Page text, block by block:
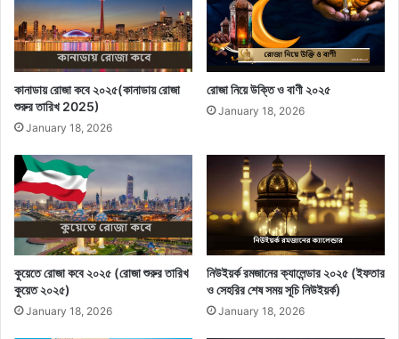
কানাডায় রোজা কবে ২০২৫(কানাডায় রোজা
শুরুর তারিখ 2025)
January 18, 2026
রোজা নিয়ে উক্তি ও বাণী ২০২৫
January 18, 2026
কুয়েতে রোজা কবে ২০২৫ (রোজা শুরুর তারিখ
কুয়েত ২০২৫)
January 18, 2026
নিউইয়র্ক রমজানের ক্যালেন্ডার ২০২৫ (ইফতার
ও সেহরির শেষ সময় সূচি নিউইয়র্ক)
January 18, 2026